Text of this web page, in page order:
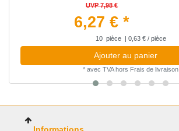
UVP 7,98 €
6,27 € *
10 pièce | 0,63 € / pièce
Ajouter au panier
* avec TVAhors Frais de livraison